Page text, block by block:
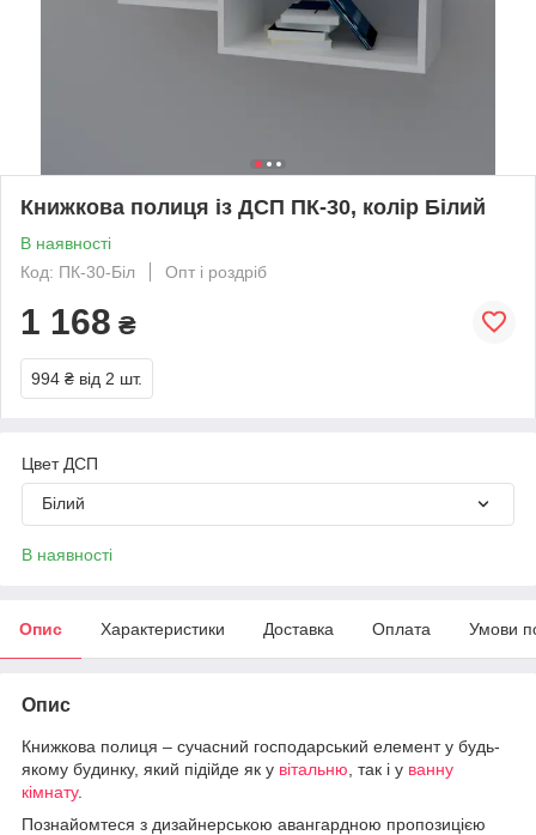
Книжкова полиця із ДСП ПК-30, колір Білий
В наявності
Код: ПК-30-Біл
Опт і роздріб
1 168 ₴
994 ₴ від 2 шт.
Цвет ДСП
Білий
В наявності
Опис Характеристики Доставка Оплата Умови
Опис
Книжкова полиця – сучасний господарський елемент у будь-
якому будинку, який підійде як у вітальню , так і у ванну
кімнату.
Познайомтеся з дизайнерською авангардною пропозицією